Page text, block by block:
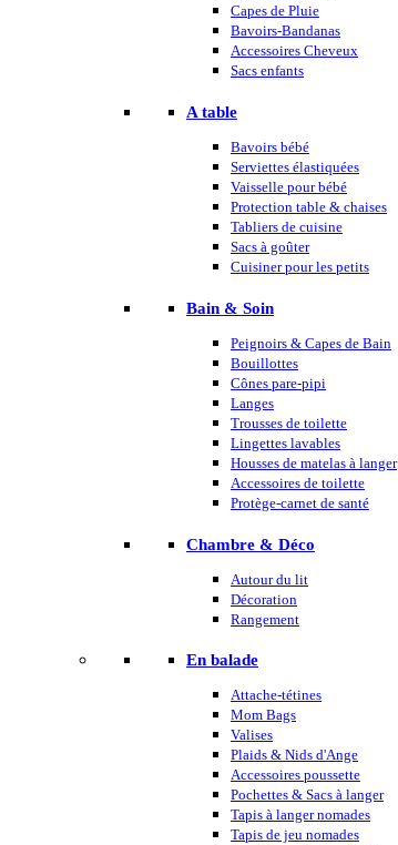
Capes de Pluie
Bavoirs-Bandanas
Accessoires Cheveux
Sacs enfants
A table
Bavoirs bébé
Serviettes élastiquées
Vaisselle pour bébé
Protection table & chaises
Tabliers de cuisine
Sacs à goûter
Cuisiner pour les petits
Bain & Soin
Peignoirs & Capes de Bain
Bouillottes
Cônes pare-pipi
Langes
Trousses de toilette
Lingettes lavables
Housses de matelas à langer
Accessoires de toilette
Protège-carnet de santé
Chambre & Déco
Autour du lit
Décoration
Rangement
En balade
Attache-tétines
Mom Bags
Valises
Plaids & Nids d'Ange
Accessoires poussette
Pochettes & Sacs à langer
Tapis à langer nomades
Tapis de jeu nomades